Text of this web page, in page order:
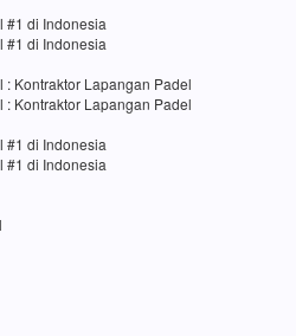
#1 di Indonesia
#1 di Indonesia
Kontraktor Lapangan Padel
Kontraktor Lapangan Padel
#1 di Indonesia
#1 di Indonesia